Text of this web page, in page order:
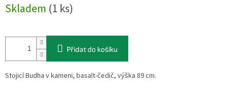
cena:
Skladem (1 ks)
Přidat do košíku
Stojicí Budha v kameni, basalt-čedič, výška 89 cm.